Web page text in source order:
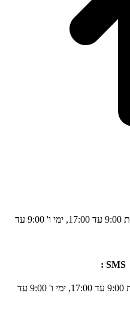
בימים א'- ה' בין השעות 9:00 עד 17:00, ימי ו' 9:00 עד
052-8332941 בימים א'- ה' בין השעות 9:00 עד 17:00, ימי ו' 9:00 עד